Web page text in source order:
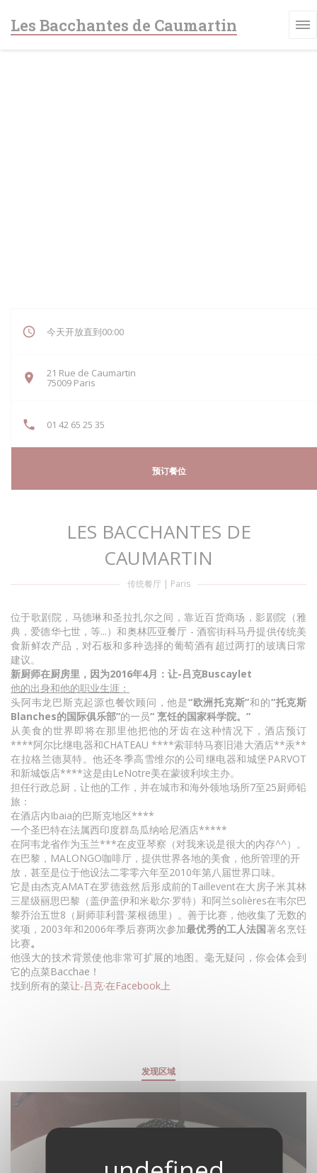
Les Bacchantes de Caumartin
今天开放直到00:00
21 Rue de Caumartin
75009 Paris
01 42 65 25 35
预订餐位
LES BACCHANTES DE
CAUMARTIN
传统餐厅 | Paris
位于歌剧院，马德琳和圣拉扎尔之间，靠近百货商场，影剧院（雅
典，爱德华七世，等...）和奥林匹亚餐厅 - 酒窖街科马丹提供传统美
食新鲜农产品，对石板和多种选择的葡萄酒有超过两打的玻璃日常
建议。
新厨师在厨房里，因为2016年4月：让-吕克Buscaylet
他的出身和他的职业生涯：
头阿韦龙巴斯克起源也餐饮顾问，他是“欧洲托克斯”和的“托克斯
Blanches的国际俱乐部”的一员“ 烹饪的国家科学院。”
从美食的世界即将在那里他把他的牙齿在这种情况下，酒店预订
****阿尔比继电器和CHATEAU ****索菲特马赛旧港大酒店**汞**
在拉格兰德莫特。他还冬季高雪维尔的公司继电器和城堡PARVOT
和新城饭店****这是由LeNotre美在蒙彼利埃主办。
担任行政总厨，让他的工作，并在城市和海外领地场所7至25厨师铅
旅：
在酒店内Ibaia的巴斯克地区****
一个圣巴特在法属西印度群岛瓜纳哈尼酒店*****
在阿韦龙省作为玉兰***在皮亚琴察（对我来说是很大的内存^^）。
在巴黎，MALONGO咖啡厅，提供世界各地的美食，他所管理的开
放，甚至是位于他设法二零零六年至2010年第八届世界口味。
它是由杰克AMAT在罗德兹然后形成前的Taillevent在大房子米其林
三星级丽思巴黎（盖伊盖伊和米歇尔·罗特）和阿兰solières在韦尔巴
黎乔治五世8（厨师菲利普·莱根德里）。善于比赛，他收集了无数的
奖项，2003年和2006年季后赛两次参加最优秀的工人法国著名烹饪
比赛。
他强大的技术背景使他非常可扩展的地图。毫无疑问，你会体会到
它的点菜Bacchae！
找到所有的菜让-吕克·在Facebook上
发现区域